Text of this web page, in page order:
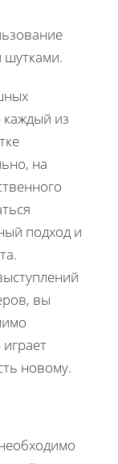
из
на
подход и
вы
новому.